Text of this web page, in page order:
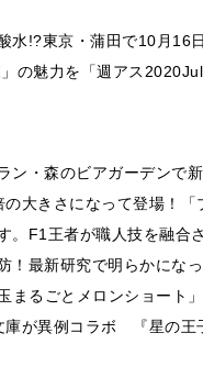
水!?東京・蒲田で10月16
」の魅力を「週アス
ン・森のビアガーデンで
大きさになって登場！
。F1王者が職人技を融
！最新研究で明らかにな
まるごとメロンショート
庫が異例コラボ 『星の